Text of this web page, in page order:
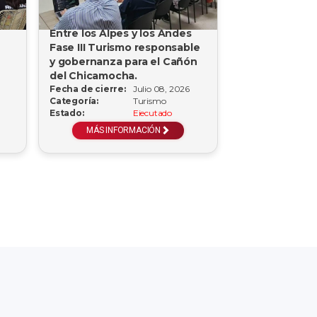
Entre los Alpes y los Andes
Fase III Turismo responsable
y gobernanza para el Cañón
del Chicamocha.
Fecha de cierre:
Categoría:
Estado:
Julio 08, 2026
Turismo
Ejecutado
MÁS INFORMACIÓN